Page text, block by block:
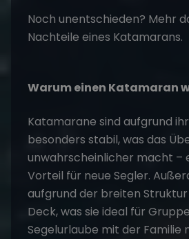
Noch unentschieden? Mehr
Nachteile eines Katamarans.
Warum einen Katamaran
Katamarane sind aufgrund
besonders stabil, was das
unwahrscheinlicher macht –
Vorteil für neue Segler.
aufgrund der breiten
Deck, was sie ideal für
Segelurlaube mit der Familie